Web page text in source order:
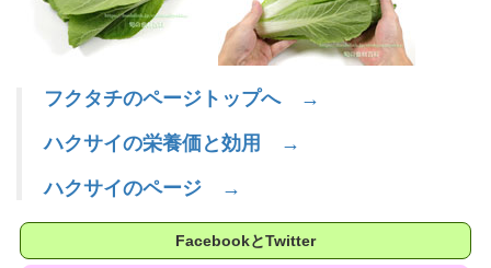
フクタチのページトップへ →
ハクサイの栄養価と効用 →
ハクサイのページ →
FacebookとTwitter